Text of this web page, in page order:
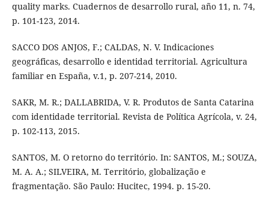
quality marks. Cuadernos de desarrollo rural, año 11, n. 74,
p. 101-123, 2014.
SACCO DOS ANJOS, F.; CALDAS, N. V. Indicaciones
geográficas, desarrollo e identidad territorial. Agricultura
familiar en España, v.1, p. 207-214, 2010.
SAKR, M. R.; DALLABRIDA, V. R. Produtos de Santa Catarina
com identidade territorial. Revista de Política Agrícola, v. 24,
p. 102-113, 2015.
SANTOS, M. O retorno do território. In: SANTOS, M.; SOUZA,
M. A. A.; SILVEIRA, M. Território, globalização e
fragmentação. São Paulo: Hucitec, 1994. p. 15-20.